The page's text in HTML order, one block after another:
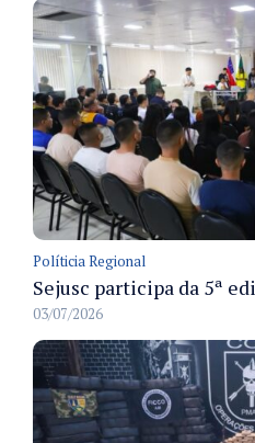
Políticia Regional
03/07/2026